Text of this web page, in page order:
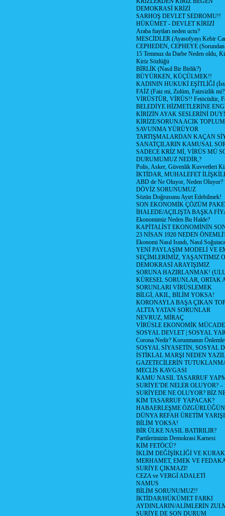
DEMOKRASİ KRİZİ
SARHOŞ DEVLET SEDROMU!!
HÜKÜMET - DEVLET KİRİZİ
Araba fiaytları neden uctu?
MESCİDLER (Ayasofyayı Kebir
CEPHEDEN, CEPHEYE
15 Temmuz da Darbe Neden oldu,
Kiriz Sözlüğü
BİRLİK (Nasıl Bir Birlik?)
BÜYÜRKEN, KÜÇÜLMEK!!
KADININ HUKUKİ EŞİTLİĞİ
FAİZ (Faiz mi, Zulüm, Faizsizlik
VİRÜSTÜR, VİRÜS!! Fetöcüdür,
BELEDİYE HİZMETLERİNE
KİRİZİN AYAK SESLERİNİ
KİRİZE/SORUNA ACIK
SAVUNMA YÜRÜYOR
TARTIŞMALARDAN KAÇAN
SANATÇILARIN KAMUSAL
SADECE KRİZ Mİ, VİRÜS MÜ
DURUMUMUZ NEDİR,?
Polis, Asker, Güvenlik Kuvvetleri
İKTİDAR, MUHALEFET
ABD de Ne Oluyor, Neden Oluyor?
DÖVİZ SORUNUMUZ
Sözün Doğrusunu Ayırt Edebilmek!
SON EKONOMİK ÇÖZÜM
İHALEDE/AÇILIŞTA BAŞKA
Ekonomimiz Neden Bu Halde?
KAPİTALİST EKONOMİNİN
23 NİSAN 1920 NEDEN
Ekonomi Nasıl Isındı, Nasıl
YENİ PAYLAŞIM MODELİ VE
SEÇİMLERİMİZ, YAŞANTIMIZ
DEMOKRASİ ARAYIŞIMIZ
SORUNA HAZIRLANMAK!
KÜRESEL SORUNLAR, ORTAK
SORUNLARI VİRÜSLEMEK
BİLGİ, AKIL, BİLİM YOKSA!
KORONAYLA BAŞA ÇIKAN
ALTTA YATAN SORUNLAR
NEVRUZ, MİRAÇ
VİRÜSLE EKONOMİK
SOSYAL DEVLET | SOSYAL
Corona Nedir? Korunmanın
SOSYAL SİYASETİN, SOSYAL
İSTİKLAL MARŞI NEDEN
GAZETECİLERİN
MECLİS KAVGASI
KAMU NASIL TASARRUF
SURİYE’DE NELER OLUYOR? –
SURİYEDE NE OLUYOR? BİZ
KİM TASARRUF YAPACAK?
HABAERLEŞME
DÜNYA REFAH ÜRETİM
BİLİM YOKSA!
BİR ÜLKE NASIL BATIRILIR?
Partilerimizin Demokrasi Karnesi
KİM FETÖCÜ?
İKLİM DEĞİŞİKLİĞİ VE
MERHAMET, EMEK VE
SURİYE ÇIKMAZI!
CEZA ve VERGİ ADALETİ
NAMUS
BİLİM SORUNUMUZ!!
İKTİDAR/HÜKÜMET FARKI
AYDINLARIN/ALİMLERİN
SURİYE DE SON DURUM